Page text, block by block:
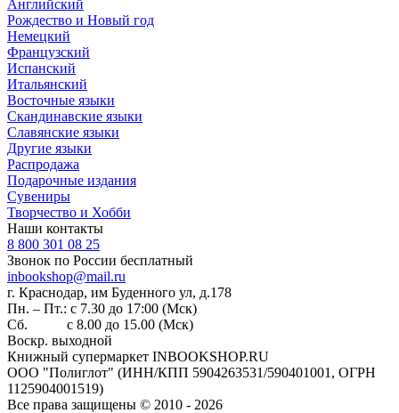
Английский
Рождество и Новый год
Немецкий
Французский
Испанский
Итальянский
Восточные языки
Скандинавские языки
Славянские языки
Другие языки
Распродажа
Подарочные издания
Сувениры
Творчество и Хобби
Наши контакты
8 800 301 08 25
Звонок по России бесплатный
inbookshop@mail.ru
г. Краснодар, им Буденного ул, д.178
Пн. – Пт.: с 7.30 до 17:00 (Мск)
Сб. с 8.00 до 15.00 (Мск)
Воскр. выходной
Книжный супермаркет INBOOKSHOP.RU
ООО "Полиглот" (ИНН/КПП 5904263531/590401001, ОГРН
1125904001519)
Все права защищены © 2010 - 2026